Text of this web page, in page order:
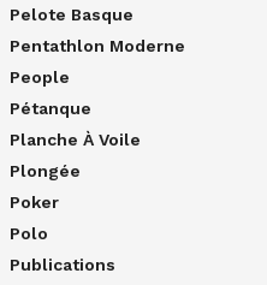
Pelote Basque
Pentathlon Moderne
People
Pétanque
Planche À Voile
Plongée
Poker
Polo
Publications